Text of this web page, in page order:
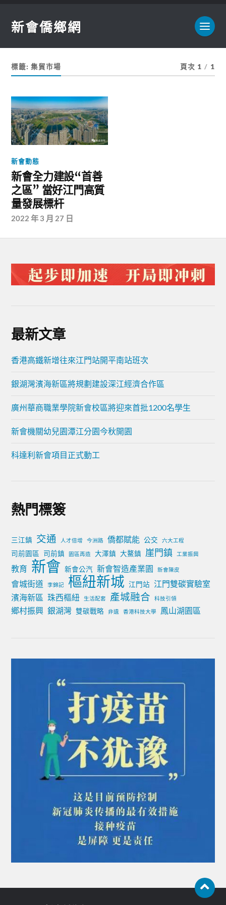
新會僑鄉網
標籤:集貿市場 頁次 1 / 1
新會動態
新會全力建設“首善
之區” 當好江門高質
量發展標杆
2022 年 3 月 27 日
最新文章
香港高鐵新增往來江門站開平南站班次
銀湖灣濱海新區將規劃建設深江經濟合作區
廣州華商職業學院新會校區將迎來首批1200名學生
新會機關幼兒園潭江分園今秋開園
科達利新會項目正式動工
熱門標簽
三江鎮 交通 人才倍增 今洲路 僑都賦能 公交 六大工程
司前園區 司前鎮 園區再造 大澤鎮 大鰲鎮 崖門鎮 工業振興
教育 新會 新會公汽 新會智造產業園 新會陳皮
會城街道 李錦記 樞紐新城 江門站
江門雙碳實驗室
濱海新區 珠西樞紐 生活配套 產城融合 科技引領
鄉村振興 銀湖灣 雙碳戰略 非遺 香港科技大學 鳳山湖園區